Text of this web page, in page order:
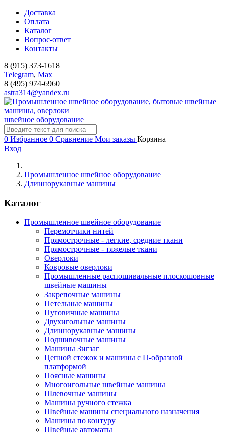
Доставка
Оплата
Каталог
Вопрос-ответ
Контакты
8 (915) 373-1618
Telegram, Мах
8 (495) 974-6960
astra314@yandex.ru
швейное оборудование
0 Избранное 0 Сравнение Мои заказы Корзина
Вход
Промышленное швейное оборудование
Длиннорукавные машины
Каталог
Промышленное швейное оборудование
Перемотчики нитей
Прямострочные - легкие, средние ткани
Прямострочные - тяжелые ткани
Оверлоки
Ковровые оверлоки
Промышленные распошивальные плоскошовные
швейные машины
Закрепочные машины
Петельные машины
Пуговичные машины
Двухигольные машины
Длиннорукавные машины
Подшивочные машины
Машины Зигзаг
Цепной стежок и машины с П-образной
платформой
Поясные машины
Многоигольные швейные машины
Шлевочные машины
Машины ручного стежка
Швейные машины специального назначения
Машины по контуру
Швейные автоматы